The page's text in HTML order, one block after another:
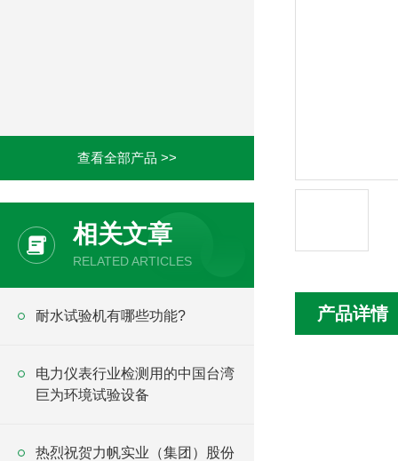
查看全部产品 >>
相关文章
RELATED ARTICLES
耐水试验机有哪些功能?
电力仪表行业检测用的中国台湾
巨为环境试验设备
热烈祝贺力帆实业（集团）股份
产品详情